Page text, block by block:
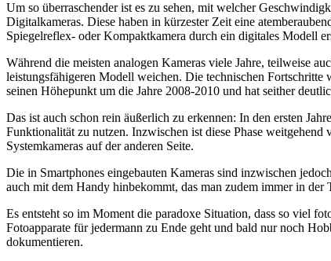
Um so überraschender ist es zu sehen, mit welcher
Digitalkameras. Diese haben in kürzester Zeit eine
Spiegelreflex- oder Kompaktkamera durch ein digitales Modell
Während die meisten analogen Kameras viele Jahre, teilweise
leistungsfähigeren Modell weichen. Die technischen Fortschritte
seinen Höhepunkt um die Jahre 2008-2010 und hat seither
Das ist auch schon rein äußerlich zu erkennen: In den ersten
Funktionalität zu nutzen. Inzwischen ist diese Phase
Systemkameras auf der anderen Seite.
Die in Smartphones eingebauten Kameras sind inzwischen
auch mit dem Handy hinbekommt, das man zudem immer in der
Es entsteht so im Moment die paradoxe Situation, dass so viel
Fotoapparate für jedermann zu Ende geht und bald nur noch
dokumentieren.